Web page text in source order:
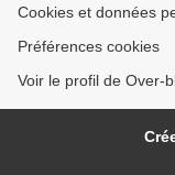
Cookies et données
Préférences cookies
Voir le profil de Over-